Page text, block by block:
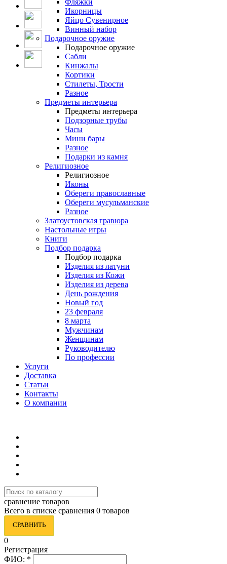
Икорницы
Яйцо Сувенирное
Винный набор
Подарочное оружие
Подарочное оружие
Сабли
Кинжалы
Кортики
Стилеты, Трости
Разное
Предметы интерьера
Предметы интерьера
Подзорные трубы
Часы
Мини бары
Разное
Подарки из камня
Религиозное
Религиозное
Иконы
Обереги православные
Обереги мусульманские
Разное
Златоустовская гравюра
Настольные игры
Книги
Подбор подарка
Подбор подарка
Изделия из латуни
Изделия из Кожи
Изделия из дерева
День рождения
Новый год
23 февраля
8 марта
Мужчинам
Женщинам
Руководителю
По профессии
Услуги
Доставка
Статьи
Контакты
О компании
сравнение товаров
Всего в списке сравнения 0 товаров
СРАВНИТЬ
0
Регистрация
ФИО: *